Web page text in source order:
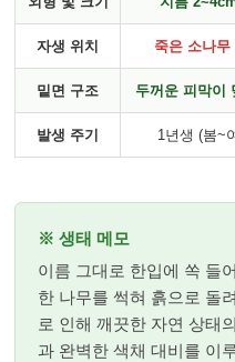
자생 위치 죽은 소나
밑면 구조 두꺼운 피막이
발생 주기 1년생 (봄~
※ 생태 메모
이름 그대로 한입에 쏙 들
한 나무를 썩혀 흙으로 돌
로 인해 깨끗한 자연 상태
과 완벽한 색채 대비를 이